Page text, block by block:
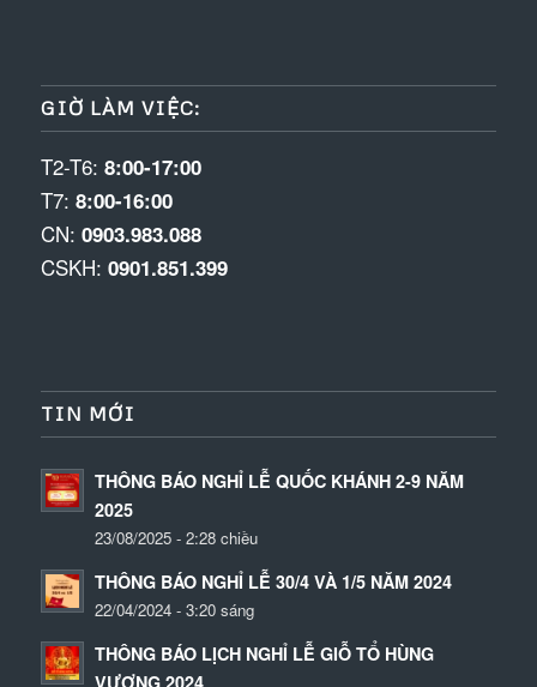
GIỜ LÀM VIỆC:
T2-T6: 8:00-17:00
T7: 8:00-16:00
CN: 0903.983.088
CSKH: 0901.851.399
TIN MỚI
THÔNG BÁO NGHỈ LỄ QUỐC KHÁNH 2-9 NĂM
2025
23/08/2025 - 2:28 chiều
THÔNG BÁO NGHỈ LỄ 30/4 VÀ 1/5 NĂM 2024
22/04/2024 - 3:20 sáng
THÔNG BÁO LỊCH NGHỈ LỄ GIỖ TỔ HÙNG
VƯƠNG 2024